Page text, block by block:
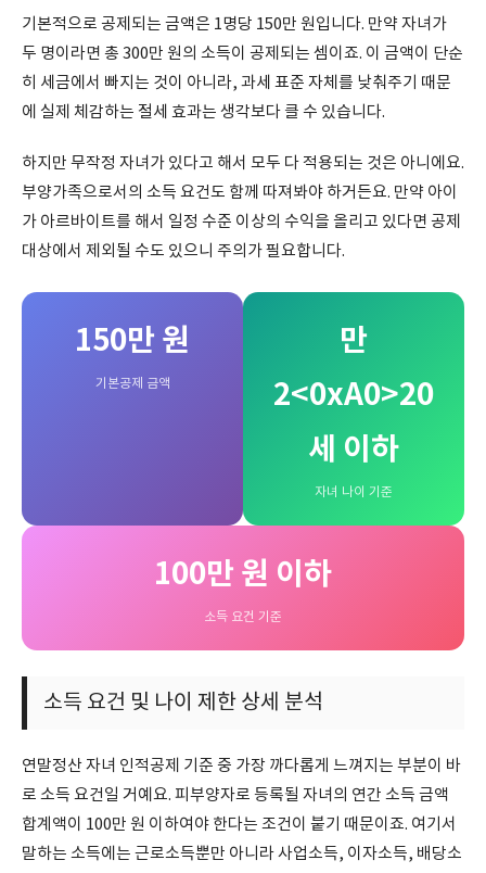
기본적으로 공제되는 금액은 1명당 150만 원입니다. 만약 자녀가
두 명이라면 총 300만 원의 소득이 공제되는 셈이죠. 이 금액이 단순
히 세금에서 빠지는 것이 아니라, 과세 표준 자체를 낮춰주기 때문
에 실제 체감하는 절세 효과는 생각보다 클 수 있습니다.
하지만 무작정 자녀가 있다고 해서 모두 다 적용되는 것은 아니에요.
부양가족으로서의 소득 요건도 함께 따져봐야 하거든요. 만약 아이
가 아르바이트를 해서 일정 수준 이상의 수익을 올리고 있다면 공제
대상에서 제외될 수도 있으니 주의가 필요합니다.
150만 원
기본공제 금액
만
2<0xA0>20
세 이하
자녀 나이 기준
100만 원 이하
소득 요건 기준
소득 요건 및 나이 제한 상세 분석
연말정산 자녀 인적공제 기준 중 가장 까다롭게 느껴지는 부분이 바
로 소득 요건일 거예요. 피부양자로 등록될 자녀의 연간 소득 금액
합계액이 100만 원 이하여야 한다는 조건이 붙기 때문이죠. 여기서
말하는 소득에는 근로소득뿐만 아니라 사업소득, 이자소득, 배당소